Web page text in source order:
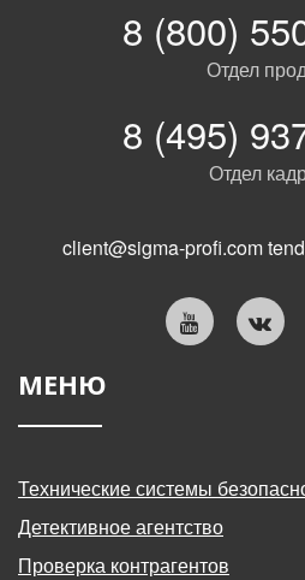
8 (800)
Отдел
8 (495)
Отдел
client@sigma-profi.com
МЕНЮ
Технические системы
Детективное агентство
Проверка контрагентов